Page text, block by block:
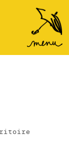
Accéder
au
menu